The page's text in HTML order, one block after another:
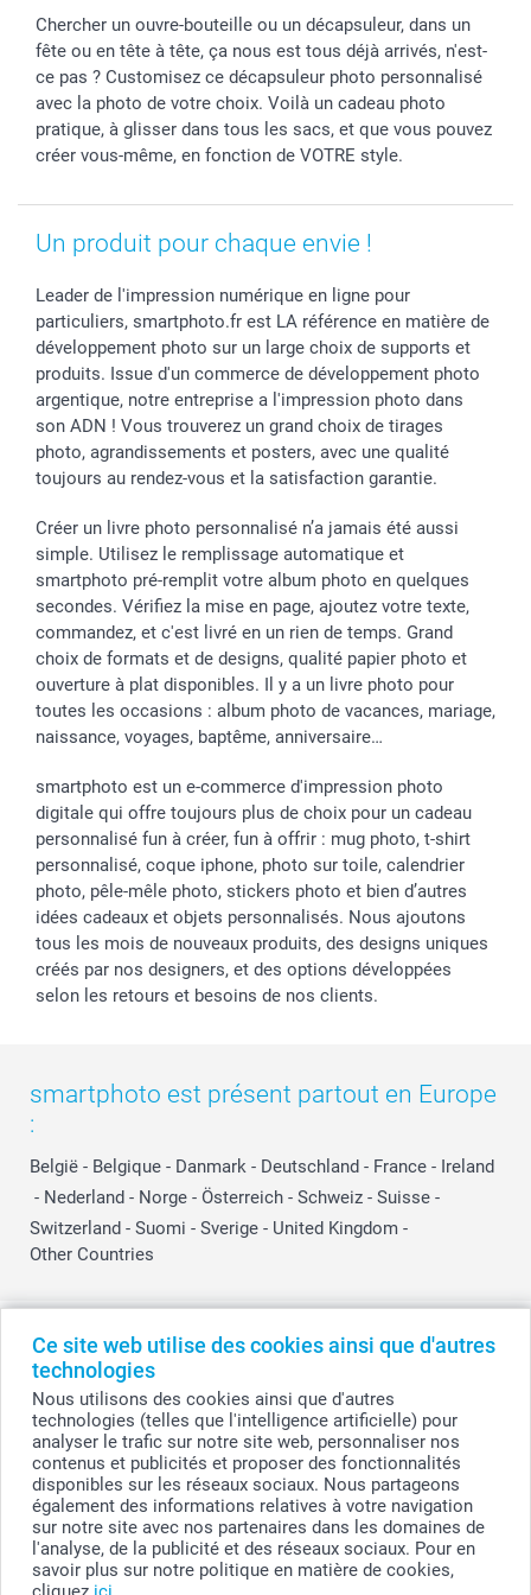
Ce site web utilise des cookies ainsi que d'autres
technologies
Nous utilisons des cookies ainsi que d'autres
technologies (telles que l'intelligence artificielle) pour
analyser le trafic sur notre site web, personnaliser nos
contenus et publicités et proposer des fonctionnalités
disponibles sur les réseaux sociaux. Nous partageons
également des informations relatives à votre navigation
sur notre site avec nos partenaires dans les domaines de
l'analyse, de la publicité et des réseaux sociaux. Pour en
savoir plus sur notre politique en matière de cookies,
Cadres photo & accessoires déco
Dénicheur d'idées cadeau
Communion
Baptême
Toussaint
Rentrée des classes
Saint-Valentin
Vie privée
Gestion des cookies
Tarifs
Partenariats & Influence
Investisseurs
smartfriends
Livraison
Modes de paiement
Grandes quantités
Statut de ma commande
Chercher un ouvre-bouteille ou un décapsuleur, dans un
fête ou en tête à tête, ça nous est tous déjà arrivés, n'est-
ce pas ? Customisez ce décapsuleur photo personnalisé
avec la photo de votre choix. Voilà un cadeau photo
pratique, à glisser dans tous les sacs, et que vous pouvez
créer vous-même, en fonction de VOTRE style.
Un produit pour chaque envie !
Leader de l'impression numérique en ligne pour
particuliers, smartphoto.fr est LA référence en matière de
développement photo sur un large choix de supports et
produits. Issue d'un commerce de développement photo
argentique, notre entreprise a l'impression photo dans
son ADN ! Vous trouverez un grand choix de tirages
photo, agrandissements et posters, avec une qualité
toujours au rendez-vous et la satisfaction garantie.
Créer un livre photo personnalisé n’a jamais été aussi
simple. Utilisez le remplissage automatique et
smartphoto pré-remplit votre album photo en quelques
secondes. Vérifiez la mise en page, ajoutez votre texte,
commandez, et c'est livré en un rien de temps. Grand
choix de formats et de designs, qualité papier photo et
ouverture à plat disponibles. Il y a un livre photo pour
toutes les occasions : album photo de vacances, mariage,
naissance, voyages, baptême, anniversaire…
smartphoto est un e-commerce d'impression photo
digitale qui offre toujours plus de choix pour un cadeau
personnalisé fun à créer, fun à offrir : mug photo, t-shirt
personnalisé, coque iphone, photo sur toile, calendrier
photo, pêle-mêle photo, stickers photo et bien d’autres
idées cadeaux et objets personnalisés. Nous ajoutons
tous les mois de nouveaux produits, des designs uniques
créés par nos designers, et des options développées
selon les retours et besoins de nos clients.
smartphoto est présent partout en Europe
:
België - Belgique - Danmark - Deutschland - France - Ireland
- Nederland - Norge - Österreich - Schweiz - Suisse -
Switzerland - Suomi - Sverige - United Kingdom -
Other Countries
© smartphoto group. Tous droits réservés
smartphoto group SA.
Siège social : Kwatrechtsteenweg 160, 9230 Wetteren, Belgique
Numéro de TVA BE 0405.706.755
Numéro d'entreprise 0405.706.755.
Coordonnées bancaires: IBAN BE71 2850 2711 5569 - BIC: GEBABEBB
Tous les prix sont en EURO (€), TVA incluse et hors frais de port.